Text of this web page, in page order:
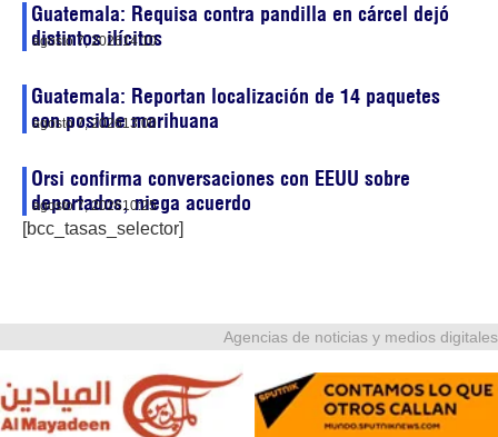
Guatemala: Requisa contra pandilla en cárcel dejó
distintos ilícitos
agosto 7, 202614:10
Guatemala: Reportan localización de 14 paquetes
con posible marihuana
agosto 7, 202613:00
Orsi confirma conversaciones con EEUU sobre
deportados, niega acuerdo
agosto 7, 202610:25
[bcc_tasas_selector]
Agencias de noticias y medios digitales